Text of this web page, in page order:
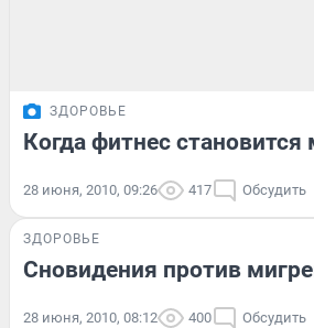
ЗДОРОВЬЕ
Когда фитнес становится
28 июня, 2010, 09:26 417 Обсудить
ЗДОРОВЬЕ
Сновидения против
28 июня, 2010, 08:12 400 Обсудить